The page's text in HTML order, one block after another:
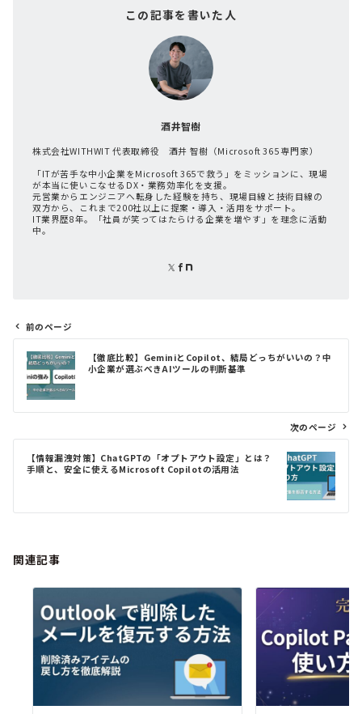
この記事を書いた人
酒井智樹
株式会社WITHWIT 代表取締役 酒井 智樹（Microsoft 365 専門家）
「ITが苦手な中小企業をMicrosoft 365で救う」をミッションに、現場
が本当に使いこなせるDX・業務効率化を支援。
元営業からエンジニアへ転身した経験を持ち、現場目線と技術目線の
双方から、これまで200社以上に提案・導入・活用をサポート。
IT業界歴8年。「社員が笑ってはたらける企業を増やす」を理念に活動
中。
ゲ
ー
前のページ
【徹底比較】GeminiとCopilot、結局どっちがいいの？中
小企業が選ぶべきAIツールの判断基準
次のページ
【情報漏洩対策】ChatGPTの「オプトアウト設定」とは？
手順と、安全に使えるMicrosoft Copilotの活用法
関連記事